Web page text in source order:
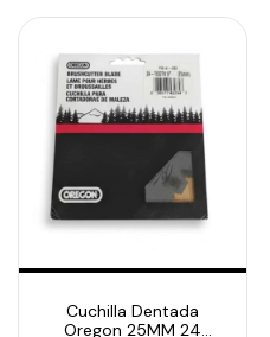
Cuchilla Dentada
Oregon 25MM 24